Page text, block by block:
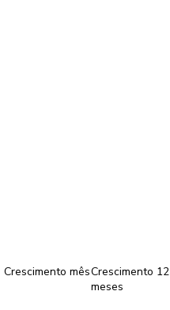
Crescimento mêsCrescimento 12
meses